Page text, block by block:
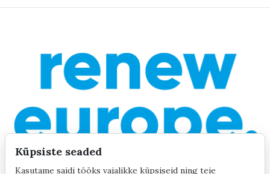
Küpsiste seaded
Kasutame saidi tööks vajalikke küpsiseid ning teie